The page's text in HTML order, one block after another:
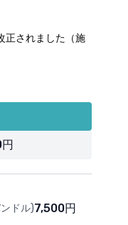
正されました（施
日本会議の崔栄繁
消法の改正に関
9月のイベントか
に再びお二人にお
校教育と子どもへ
るのでしょう
ジュネーブで国
れました。崔さ
ドル)7,500円